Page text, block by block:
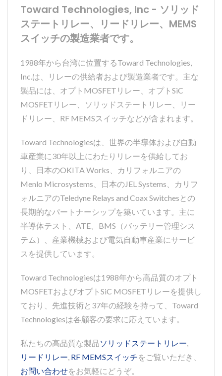
Toward Technologies, Inc - ソリッド
ステートリレー、リードリレー、MEMS
スイッチの製造業者です。
1988年から台湾に位置するToward Technologies,
Inc.は、リレーの供給者および製造業者です。主な
製品には、オプトMOSFETリレー、オプトSiC
MOSFETリレー、ソリッドステートリレー、リー
ドリレー、RF MEMSスイッチなどが含まれます。
Toward Technologiesは、世界の半導体および自動
車産業に30年以上にわたりリレーを供給してお
り、日本のOKITA Works、カリフォルニアの
Menlo Microsystems、日本のJEL Systems、カリフ
ォルニアのTeledyne Relays and Coax Switchesとの
長期的なパートナーシップを築いています。主に
半導体テスト、ATE、BMS（バッテリー管理シス
テム）、産業機械および電気自動車産業にサービ
スを提供しています。
Toward Technologiesは1988年から高品質のオプト
MOSFETおよびオプトSiC MOSFETリレーを提供し
ており、先進技術と37年の経験を持って、Toward
Technologiesは各顧客の要求に応えています。
私たちの高品質な製品ソリッドステートリレー,
リードリレー, RF MEMSスイッチをご覧いただき、
お問い合わせをお気軽にどうぞ。